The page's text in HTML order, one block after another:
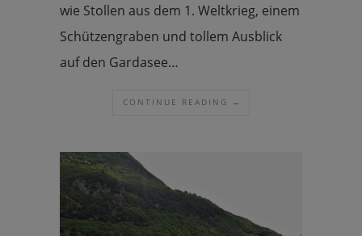
wie Stollen aus dem 1. Weltkrieg, einem
Schützengraben und tollem Ausblick
auf den Gardasee…
CONTINUE READING →